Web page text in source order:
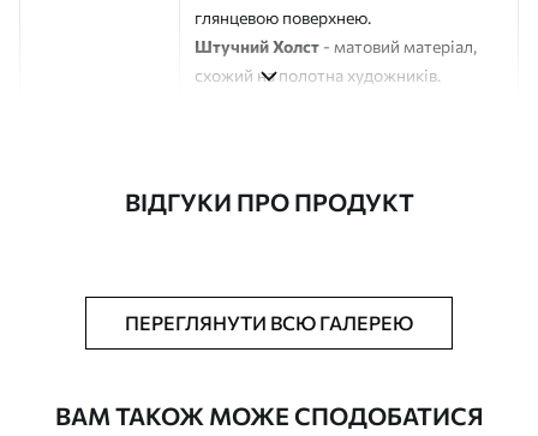
глянцевою поверхнею.
Штучний Холст - матовий матеріал,
схожий на полотна художників.
Додатково Можна додати лакове покриття.
ВІДГУКИ ПРО ПРОДУКТ
ПЕРЕГЛЯНУТИ ВСЮ ГАЛЕРЕЮ
ВАМ ТАКОЖ МОЖЕ СПОДОБАТИСЯ